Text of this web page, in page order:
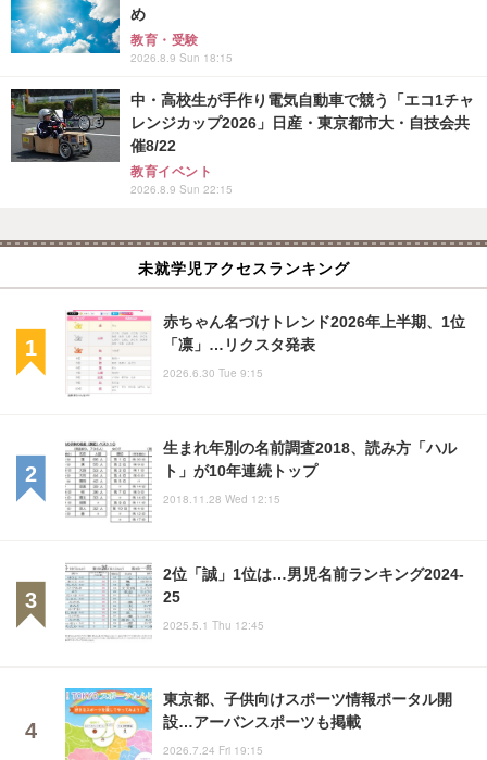
め
教育・受験
2026.8.9 Sun 18:15
中・高校生が手作り電気自動車で競う「エコ1チャ
レンジカップ2026」日産・東京都市大・自技会共
催8/22
教育イベント
2026.8.9 Sun 22:15
未就学児アクセスランキング
赤ちゃん名づけトレンド2026年上半期、1位
「凛」…リクスタ発表
2026.6.30 Tue 9:15
生まれ年別の名前調査2018、読み方「ハル
ト」が10年連続トップ
2018.11.28 Wed 12:15
2位「誠」1位は…男児名前ランキング2024-
25
2025.5.1 Thu 12:45
東京都、子供向けスポーツ情報ポータル開
設…アーバンスポーツも掲載
2026.7.24 Fri 19:15